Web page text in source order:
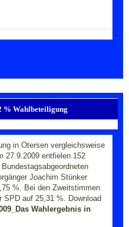
% Wahlbeteiligung
in Otersen vergleichsweise
27.9.2009 entfielen 152
Joachim Stünker
%. Bei den Zweitstimmen
SPD auf 25,31 %. Download
Wahlergebnis in